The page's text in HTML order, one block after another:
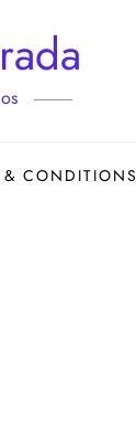
& CONDITIONS